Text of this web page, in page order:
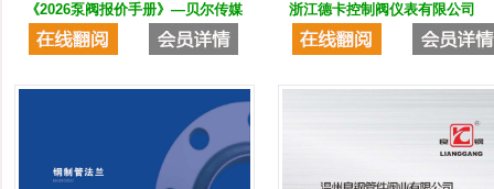
《2026泵阀报价手册》—贝尔传媒 浙江德卡控制阀仪表有限公司